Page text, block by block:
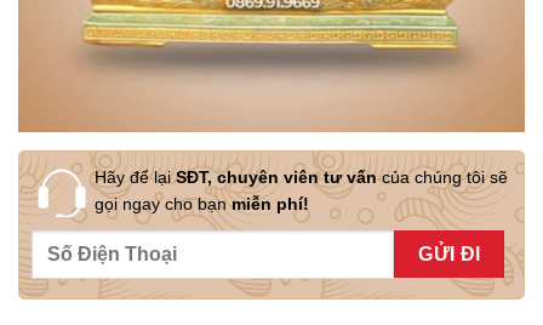
Hãy để lạiSĐT, chuyên viên tư vấncủa chúng tôi sẽ
gọi ngay cho bạnmiễn phí!